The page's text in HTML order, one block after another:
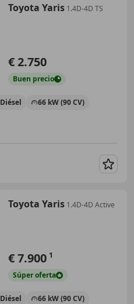
Toyota Yaris 1.4D-4D TS
€ 2.750
Buen precio
Diésel 66 kW (90 CV)
Toyota Yaris 1.4D-4D Active
€ 7.900 1
Súperoferta
Diésel
66 kW (90 CV)